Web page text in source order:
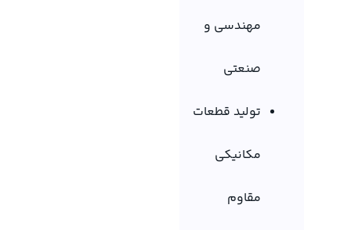
مهندسی و
صنعتی
تولید قطعات
مکانیکی
مقاوم